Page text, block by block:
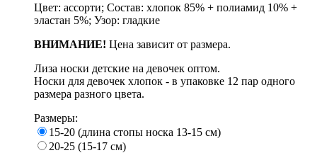
Цвет: ассорти; Состав: хлопок 85% + полиамид 10% +
эластан 5%; Узор: гладкие
ВНИМАНИЕ! Цена зависит от размера.
Лиза носки детские на девочек оптом.
Носки для девочек хлопок - в упаковке 12 пар одного
размера разного цвета.
Размеры:
15-20 (длина стопы носка 13-15 см)
20-25 (15-17 см)